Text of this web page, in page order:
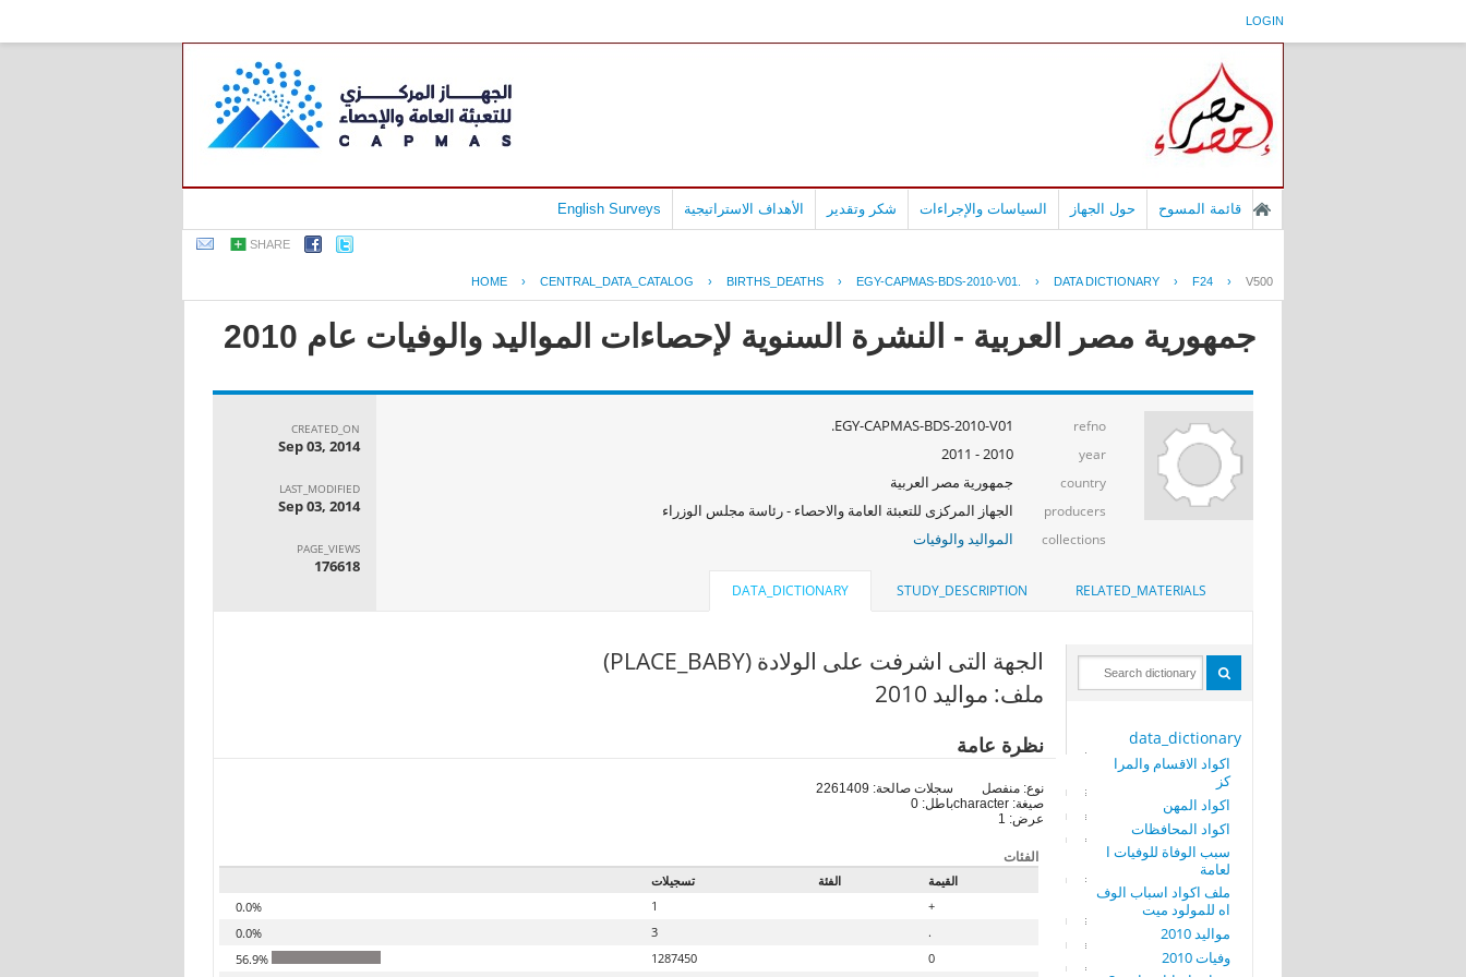
LOGIN
قائمة المسوح حول الجهاز السياسات والإجراءات شكر وتقدير الأهداف الاستراتيجية English Surveys
SHARE
HOME › CENTRAL_DATA_CATALOG › BIRTHS_DEATHS › EGY-CAPMAS-BDS-2010-V01. › DATA DICTIONARY › F24 › V500
جمهورية مصر العربية - النشرة السنوية لإحصاءات المواليد والوفيات عام 2010
refno
EGY-CAPMAS-BDS-2010-V01.
year
2010 - 2011
country جمهورية مصر العربية
producers الجهاز المركزى للتعبئة العامة والاحصاء - رئاسة مجلس الوزراء
collections المواليد والوفيات
CREATED_ON
Sep 03, 2014
LAST_MODIFIED
Sep 03, 2014
PAGE_VIEWS
176618
RELATED_MATERIALS
STUDY_DESCRIPTION
DATA_DICTIONARY
data_dictionary
اكواد الاقسام والمرا
كز
اكواد المهن
اكواد المحافظات
سبب الوفاة للوفيات ا
لعامة
ملف اكواد اسباب الوف
اه للمولود ميت
مواليد 2010
وفيات 2010
الجهة التى اشرفت على الولادة (PLACE_BABY)
ملف: مواليد 2010
نظرة عامة
نوع: منفصل
صيغة: character
عرض: 1
سجلات صالحة: 2261409
باطل: 0
الفئات
القيمة الفئة
تسجيلات
+
1
.
3
0
1287450